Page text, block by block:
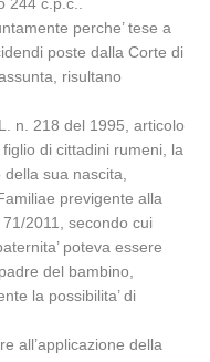
perche’ tese a
poste dalla Corte di
risultano
n. 218 del 1995, articolo
di cittadini rumeni, la
sua nascita,
previgente alla
2011, secondo cui
poteva essere
del bambino,
la possibilita’ di
all’applicazione della